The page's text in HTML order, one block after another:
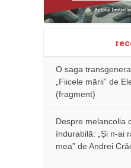
O saga
„Fiicele mării” de
(fragment)
Despre melancolia
îndurabilă: „Și n-ai
mea” de Andrei